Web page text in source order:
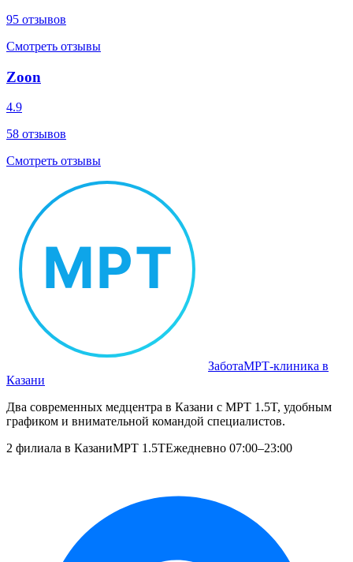
95 отзывов
Смотреть отзывы
Zoon
4.9
58 отзывов
Смотреть отзывы
ЗаботаМРТ‑клиника в
Казани
Два современных медцентра в Казани с МРТ 1.5T, удобным
графиком и внимательной командой специалистов.
2 филиала в КазаниМРТ 1.5TЕжедневно 07:00–23:00